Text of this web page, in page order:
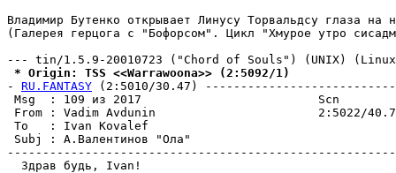
* Origin: TSS <<Warrawoona>> (2:5092/1)
- RU.FANTASY (2:5010/30.47)
Msg  : 109 из 2017                         Scn
From : Vadim Avdunin                       2:5022/40.7
To   : Ivan Kovalef
Subj : А.Валентинов "Ола"
  Здрав будь, Ivan!